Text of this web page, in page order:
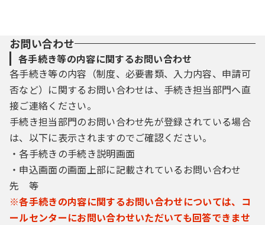
お問い合わせ
各手続き等の内容に関するお問い合わせ
各手続き等の内容（制度、必要書類、入力内容、申請可
否など）に関するお問い合わせは、手続き担当部門へ直
接ご連絡ください。
手続き担当部門のお問い合わせ先が登録されている場合
は、以下に表示されますのでご確認ください。
・各手続きの手続き説明画面
・申込画面の画面上部に記載されているお問い合わせ
先 等
※各手続きの内容に関するお問い合わせについては、コ
ールセンターにお問い合わせいただいても回答できませ